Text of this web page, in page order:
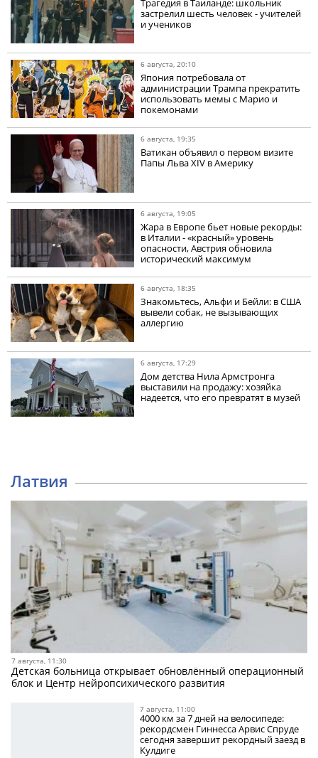
Трагедия в Таиланде: школьник
застрелил шесть человек - учителей
и учеников
6 августа, 20:10
Япония потребовала от
администрации Трампа прекратить
использовать мемы с Марио и
покемонами
6 августа, 19:35
Ватикан объявил о первом визите
Папы Льва XIV в Америку
6 августа, 19:05
Жара в Европе бьет новые рекорды:
в Италии - «красный» уровень
опасности, Австрия обновила
исторический максимум
6 августа, 18:35
Знакомьтесь, Альфи и Бейли: в США
вывели собак, не вызывающих
аллергию
6 августа, 17:29
Дом детства Нила Армстронга
выставили на продажу: хозяйка
надеется, что его превратят в музей
Латвия
7 августа, 11:30
Детская больница открывает обновлённый операционный
блок и Центр нейропсихического развития
7 августа, 11:00
4000 км за 7 дней на велосипеде:
рекордсмен Гиннесса Арвис Спруде
сегодня завершит рекордный заезд в
Кулдиге